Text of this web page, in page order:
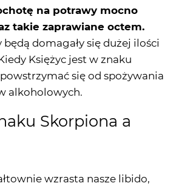
na potrawy mocno
takie zaprawiane octem.
domagały się dużej ilości
Księżyc jest w znaku
się od spożywania
alkoholowych.
Skorpiona a
wzrasta nasze libido,